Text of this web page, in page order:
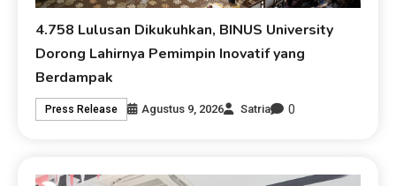
4.758 Lulusan Dikukuhkan, BINUS University
Dorong Lahirnya Pemimpin Inovatif yang
Berdampak
Press Release Agustus 9, 2026 Satria 0